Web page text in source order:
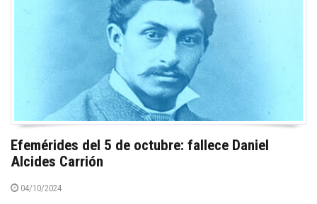
Efemérides del 5 de octubre: fallece Daniel
Alcides Carrión
04/10/2024